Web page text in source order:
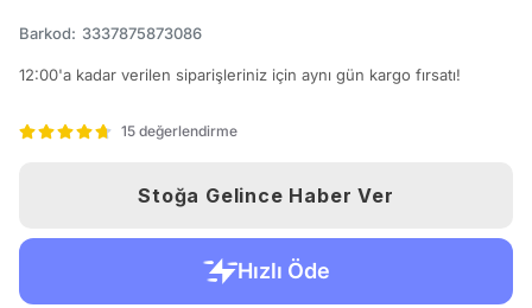
Barkod: 3337875873086
12:00'a kadar verilen siparişleriniz için aynı gün kargo fırsatı!
15 değerlendirme
Stoğa Gelince Haber Ver